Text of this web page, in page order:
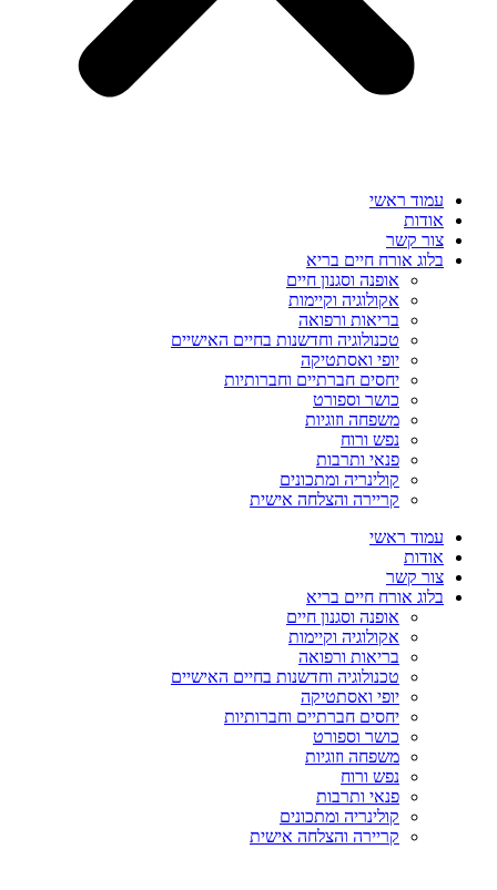
עמוד ראשי
אודות
צור קשר
בלוג אורח חיים בריא
אופנה וסגנון חיים
אקולוגיה וקיימות
בריאות ורפואה
טכנולוגיה וחדשנות בחיים האישיים
יופי ואסתטיקה
יחסים חברתיים וחברותיות
כושר וספורט
משפחה וזוגיות
נפש ורוח
פנאי ותרבות
קולינריה ומתכונים
קריירה והצלחה אישית
עמוד ראשי
אודות
צור קשר
בלוג אורח חיים בריא
אופנה וסגנון חיים
אקולוגיה וקיימות
בריאות ורפואה
טכנולוגיה וחדשנות בחיים האישיים
יופי ואסתטיקה
יחסים חברתיים וחברותיות
כושר וספורט
משפחה וזוגיות
נפש ורוח
פנאי ותרבות
קולינריה ומתכונים
קריירה והצלחה אישית